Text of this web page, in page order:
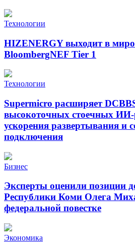
Технологии
HIZENERGY выходит в
BloombergNEF Tier 1
Технологии
Supermicro расширяет
высокоточных стоечных
ускорения развертывания и
подключения
Бизнес
Эксперты оценили позиции
Республики Коми Олега
федеральной повестке
Экономика